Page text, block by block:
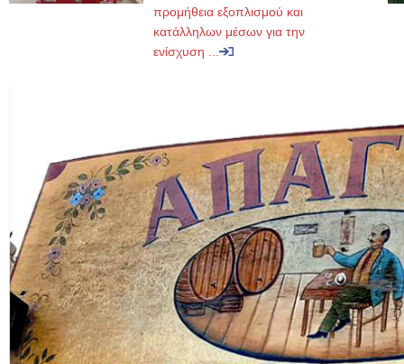
προμήθεια εξοπλισμού και
κατάλληλων μέσων για την
ενίσχυση ...